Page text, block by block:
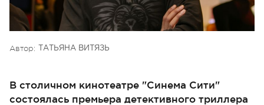
Автор: ТАТЬЯНА ВИТЯЗЬ
В столичном кинотеатре "Синема Сити"
состоялась премьера детективного триллера